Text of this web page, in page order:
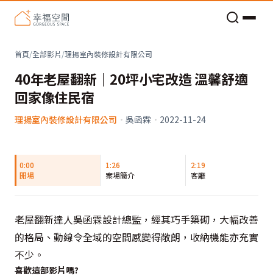
首頁/全部影片/理揚室內裝修設計有限公司
40年老屋翻新｜20坪小宅改造 溫馨舒適
回家像住民宿
理揚室內裝修設計有限公司 · 吳函霖 · 2022-11-24
0:00
開場
1:26
案場簡介
2:19
客廳
老屋翻新達人吳函霖設計總監，經其巧手築砌，大幅改善
的格局、動線令全域的空間感變得敞朗，收納機能亦充實
不少。
喜歡這部影片嗎?